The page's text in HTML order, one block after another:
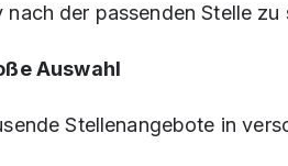
nach der passenden Stelle zu
Auswahl
Stellenangebote in